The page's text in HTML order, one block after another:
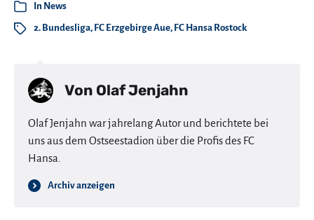
In News
2. Bundesliga, FC Erzgebirge Aue, FC Hansa Rostock
Von Olaf Jenjahn
Olaf Jenjahn war jahrelang Autor und berichtete bei
uns aus dem Ostseestadion über die Profis des FC
Hansa.
Archiv anzeigen